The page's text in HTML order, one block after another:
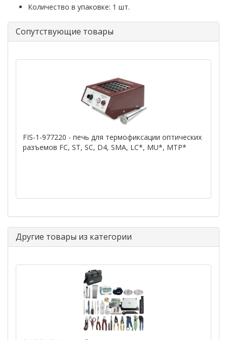
Количество в упаковке: 1 шт.
Сопутствующие товары
FIS-1-977220 - печь для термофиксации оптических
разъемов FC, ST, SC, D4, SMA, LC*, MU*, MTP*
Другие товары из категории